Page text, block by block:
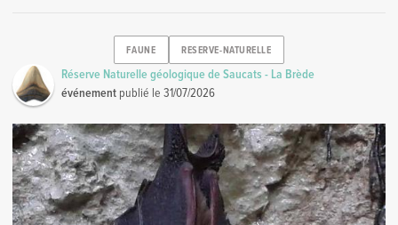
FAUNE RESERVE-NATURELLE
Réserve Naturelle géologique de Saucats - La Brède
événement publié le31/07/2026